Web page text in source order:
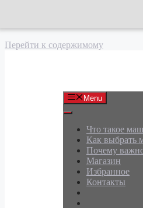
Перейти к содержимому
Menu
Что такое
Как выбрать
Почему
Магазин
Избранное
Контакты